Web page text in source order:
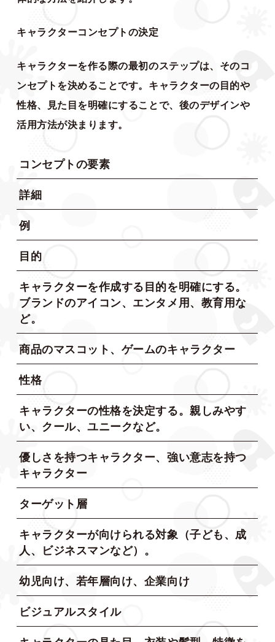
キャラクターコンセプトの決定
キャラクターを作る際の最初のステップは、そのコ
ンセプトを決めることです。キャラクターの目的や
性格、見た目を明確にすることで、後のデザインや
活用方法が決まります。
コンセプトの要素
詳細
例
目的
キャラクターを作成する目的を明確にする。
ブランドのアイコン、エンタメ用、教育用な
ど。
商品のマスコット、ゲームのキャラクター
性格
キャラクターの性格を決定する。親しみやす
い、クール、ユニークなど。
優しさを持つキャラクター、強い意志を持つ
キャラクター
ターゲット層
キャラクターが向けられる対象（子ども、成
人、ビジネスマンなど）。
幼児向け、若年層向け、企業向け
ビジュアルスタイル